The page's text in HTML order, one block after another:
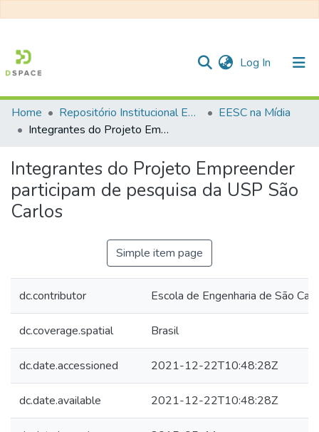
Log In (current)
Communities & Collections
Statistics
Home Repositório Institucional EESC
EESC na Mídia
Integrantes do Projeto Empreender participam de pesquisa da USP São Carlos
Integrantes do Projeto Empreender
participam de pesquisa da USP São
Carlos
Simple item page
dc.contributor Escola de Engenharia de São
dc.coverage.spatial Brasil
dc.date.accessioned 2021-12-22T10:48:28Z
dc.date.available 2021-12-22T10:48:28Z